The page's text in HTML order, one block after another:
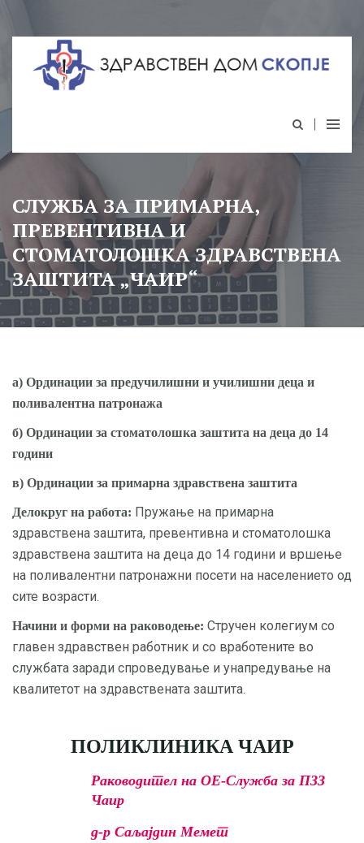
СЛУЖБА ЗА ПРИМАРНА,
ПРЕВЕНТИВНА И
СТОМАТОЛОШКА ЗДРАВСТВЕНА
ЗАШТИТА „ЧАИР“
а) Ординации за предучилишни и училишни деца и
поливалентна патронажа
б) Ординации за стоматолошка заштита на деца до 14
години
в) Ординации за примарна здравствена заштита
Делокруг на работа: Пружање на примарна
здравствена заштита, превентивна и стоматолошка
здравствена заштита на деца до 14 години и вршење
на поливалентни патронажни посети на населението од
сите возрасти.
Начини и форми на раководење: Стручен колегиум со
главен здравствен работник и со вработените во
службата заради спроведување и унапредување на
квалитетот на здравствената заштита.
ПОЛИКЛИНИКА ЧАИР
Раководител на ОЕ-Служба за ПЗЗ
Чаир
д-р Саљајдин Мемет